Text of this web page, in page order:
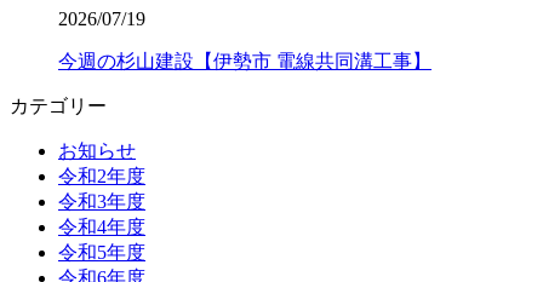
2026/07/19
今週の杉山建設【伊勢市 電線共同溝工事】
カテゴリー
お知らせ
令和2年度
令和3年度
令和4年度
令和5年度